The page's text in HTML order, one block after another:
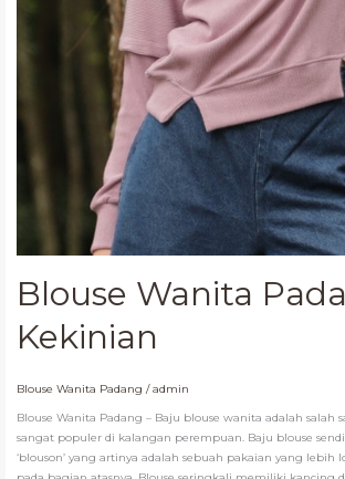
Blouse Wanita
Kekinian
Blouse Wanita Padang /admin
Blouse Wanita Padang – Baju blouse wanita adalah salah
sangat populer di kalangan perempuan. Baju blouse
‘blouson’ yang artinya adalah sebuah pakaian yang lebih